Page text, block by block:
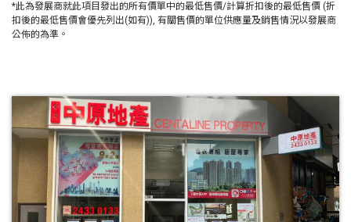
*此為發展商就此項目發出的所有價單中的最低售價/計算折扣後的最低售價 (折
扣後的最低售價會優先列出(如有)), 有關售價的單位供應量及銷售情況以發展商
公佈的為準。